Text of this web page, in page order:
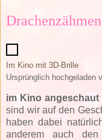
Im Kino mit 3D-Brille
Ursprünglich hochgeladen
im Kino angeschaut
sind wir auf den
haben dabei
anderem auch